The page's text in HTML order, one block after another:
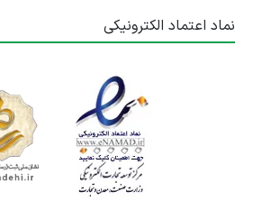
نماد اعتماد الکترونیکی